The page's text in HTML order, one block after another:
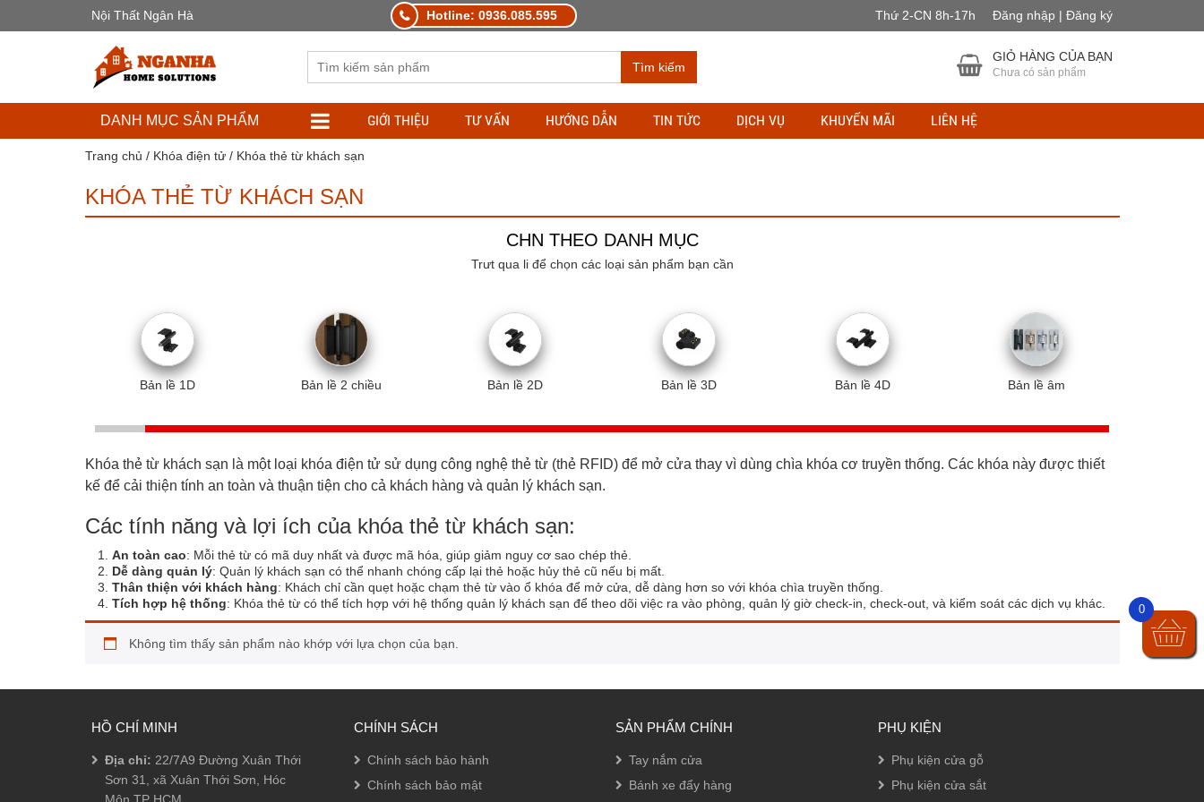
Nội Thất Ngân Hà Hotline: 0936.085.595 Thứ 2-CN 8h-17h Đăng nhập | Đăng ký
Tìm kiếm
GIỎ HÀNG CỦA BẠN
Chưa có sản phẩm
DANH MỤC SẢN PHẨM GIỚI THIỆU TƯ VẤN HƯỚNG DẪN TIN TỨC DỊCH VỤ KHUYẾN MÃI LIÊN HỆ
Trang chủ / Khóa điện tử/ Khóa thẻ từ khách sạn
KHÓA THẺ TỪ KHÁCH SẠN
CHN THEO DANH MỤC
Trưt qua li để chọn các loại sản phẩm bạn cần
Bản lề 1D Bản lề 2 chiều Bản lề 2D Bản lề 3D Bản lề 4D Bản lề âm
Khóa thẻ từ khách sạn là một loại khóa điện tử sử dụng công nghệ thẻ từ (thẻ RFID) để mở cửa thay vì dùng chìa khóa cơ truyền thống. Các khóa này được thiết
kế để cải thiện tính an toàn và thuận tiện cho cả khách hàng và quản lý khách sạn.
Các tính năng và lợi ích của khóa thẻ từ khách sạn:
An toàn cao: Mỗi thẻ từ có mã duy nhất và được mã hóa, giúp giảm nguy cơ sao chép thẻ.
Dễ dàng quản lý: Quản lý khách sạn có thể nhanh chóng cấp lại thẻ hoặc hủy thẻ cũ nếu bị mất.
Thân thiện với khách hàng: Khách chỉ cần quẹt hoặc chạm thẻ từ vào ổ khóa để mở cửa, dễ dàng hơn so với khóa chìa truyền thống.
Tích hợp hệ thống: Khóa thẻ từ có thể tích hợp với hệ thống quản lý khách sạn để theo dõi việc ra vào phòng, quản lý giờ check-in, check-out, và kiểm soát các dịch vụ khác.
Không tìm thấy sản phẩm nào khớp với lựa chọn của bạn.
HỒ CHÍ MINH
Địa chỉ: 22/7A9 Đường Xuân Thới
Sơn 31, xã Xuân Thới Sơn, Hóc
CHÍNH SÁCH
Chính sách bảo hành
Chính sách bảo mật
SẢN PHẨM CHÍNH
Tay nắm cửa
Bánh xe đẩy hàng
PHỤ KIỆN
Phụ kiện cửa gỗ
Phụ kiện cửa sắt
0